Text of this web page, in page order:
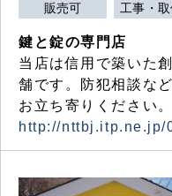
販売可 工事・
鍵と錠の専門店
当店は信用で築いた
舗です。防犯相談な
お立ち寄りください。
http://nttbj.itp.ne.jp/